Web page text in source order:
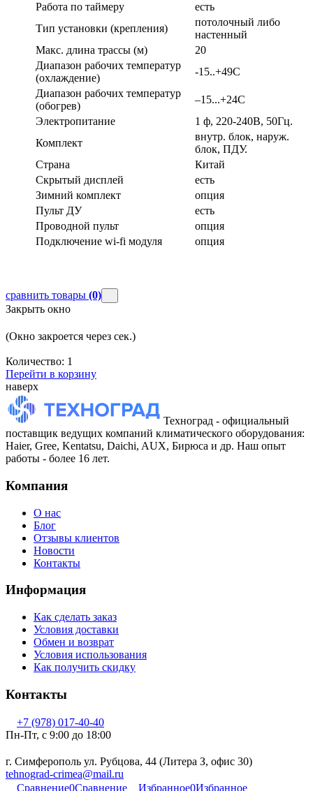
Работа по таймеру
есть
Тип установки (крепления)
потолочный либо
настенный
Макс. длина трассы (м)
20
Диапазон рабочих температур
(охлаждение)
-15..+49С
Диапазон рабочих температур
(обогрев)
–15...+24С
Электропитание
1 ф, 220-240В, 50Гц.
Комплект
внутр. блок, наруж.
блок, ПДУ.
Страна
Китай
Скрытый дисплей
есть
Зимний комплект
опция
Пульт ДУ
есть
Проводной пульт
опция
Подключение wi-fi модуля
опция
сравнить товары (0)
Закрыть окно
(Окно закроется через сек.)
Количество: 1
Перейти в корзину
наверх
Техноград - официальный
поставщик ведущих компаний климатического оборудования:
Haier, Gree, Kentatsu, Daichi, AUX, Бирюса и др. Наш опыт
работы - более 16 лет.
Компания
О нас
Блог
Отзывы клиентов
Новости
Контакты
Информация
Как сделать заказ
Условия доставки
Обмен и возврат
Условия использования
Как получить скидку
Контакты
+7 (978) 017-40-40
Пн-Пт, c 9:00 до 18:00
г. Симферополь ул. Рубцова, 44 (Литера З, офис 30)
tehnograd-crimea@mail.ru
Сравнение0Сравнение Избранное0Избранное